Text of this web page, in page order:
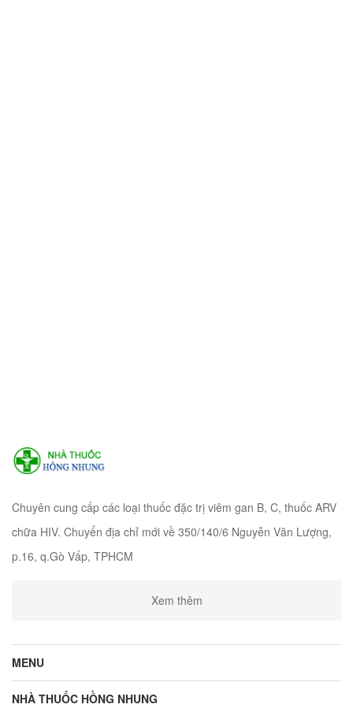
Chuyên cung cấp các loại thuốc đặc trị viêm gan B, C, thuốc ARV
chữa HIV. Chuyển địa chỉ mới về 350/140/6 Nguyễn Văn Lượng,
p.16, q.Gò Vấp, TPHCM
Xem thêm
MENU
NHÀ THUỐC HỒNG NHUNG